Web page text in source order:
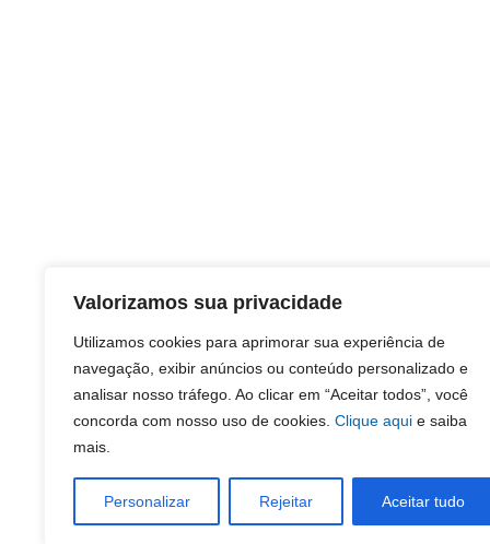
Valorizamos sua privacidade
Utilizamos cookies para aprimorar sua experiência de
navegação, exibir anúncios ou conteúdo personalizado e
analisar nosso tráfego. Ao clicar em “Aceitar todos”, você
concorda com nosso uso de cookies. Clique aqui e saiba
mais.
Personalizar Rejeitar Aceitar tudo